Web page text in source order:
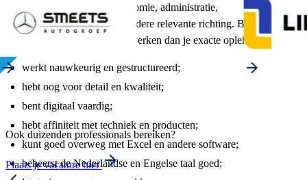
commerce, commerciële economie, administratie,
productmanagement of een andere relevante richting. Belangrijker
vinden wij jouw manier van werken dan je exacte opleiding.
werkt nauwkeurig en gestructureerd;
hebt oog voor detail en kwaliteit;
bent digitaal vaardig;
hebt affiniteit met techniek en producten;
kunt goed overweg met Excel en andere software;
beheerst de Nederlandse en Engelse taal goed;
Ook duizenden professionals bereiken?
Plaats je vacature hier